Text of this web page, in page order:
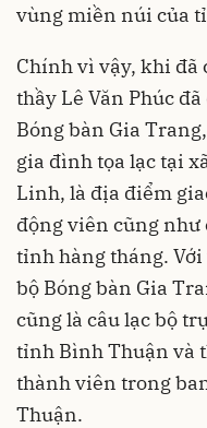
vùng miền núi của
Chính vì vậy, khi đã
thầy Lê Văn Phúc
Bóng bàn Gia
gia đình tọa lạc tại
Linh, là địa điểm
động viên cũng như
tỉnh hàng tháng.
bộ Bóng bàn Gia
cũng là câu lạc bộ
tỉnh Bình Thuận và
thành viên trong
Thuận.